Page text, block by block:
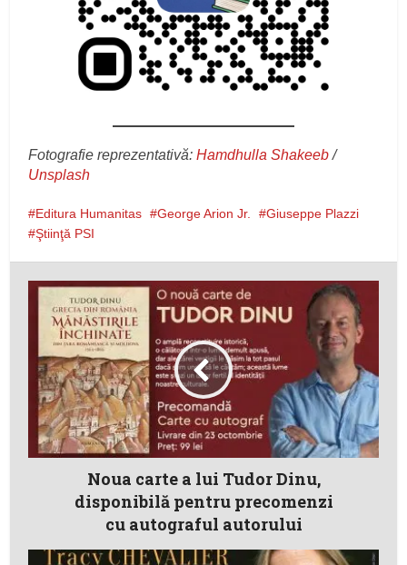
Fotografie reprezentativă:Hamdhulla Shakeeb/
Unsplash
Editura Humanitas George Arion Jr.
Giuseppe Plazzi
Ştiinţă PSI
Noua carte a lui Tudor Dinu,
disponibilă pentru precomenzi
cu autograful autorului